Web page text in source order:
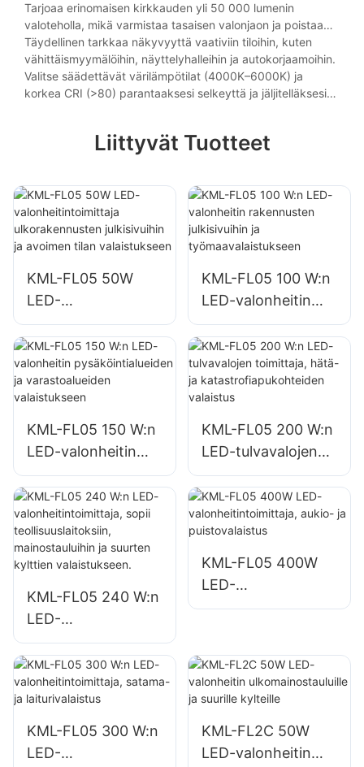
Tarjoaa erinomaisen kirkkauden yli 50 000 lumenin
valoteholla, mikä varmistaa tasaisen valonjaon ja poistaa
tummat pisteet laajoissa liike- tai teollisuustiloissa.
Täydellinen tarkkaa näkyvyyttä vaativiin tiloihin, kuten
vähittäismyymälöihin, näyttelyhalleihin ja autokorjaamoihin.
Valitse säädettävät värilämpötilat (4000K–6000K) ja
korkea CRI (>80) parantaaksesi selkeyttä ja jäljitelläksesi
Liittyvät Tuotteet
KML-FL05 50W
LED-
valonheitintoimittaj
a ulkorakennusten
julkisivuihin ja
avoimen tilan
KML-FL05 100 W:n
LED-valonheitin
rakennusten
julkisivuihin ja
työmaavalaistuksee
n
KML-FL05 150 W:n
LED-valonheitin
pysäköintialueiden
ja varastoalueiden
valaistukseen
KML-FL05 200 W:n
LED-tulvavalojen
toimittaja, hätä- ja
katastrofiapukohtei
den valaistus
KML-FL05 240 W:n
LED-
valonheitintoimittaj
a, sopii
teollisuuslaitoksiin,
mainostauluihin ja
suurten kylttien
valaistukseen.
KML-FL05 400W
LED-
valonheitintoimittaj
puistovalaistus
KML-FL05 300 W:n
LED-
KML-FL2C 50W
LED-valonheitin